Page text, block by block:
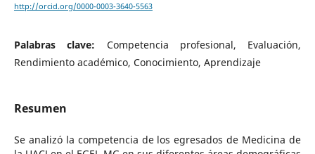
http://orcid.org/0000-0003-3640-5563
Palabras clave: Competencia profesional, Evaluación,
Rendimiento académico, Conocimiento, Aprendizaje
Resumen
Se analizó la competencia de los egresados de Medicina de